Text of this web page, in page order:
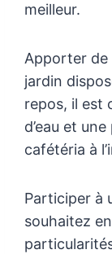
meilleur.
Apporter de
jardin
repos, il est
d’eau et
cafétéria à
Participer à
souhaitez